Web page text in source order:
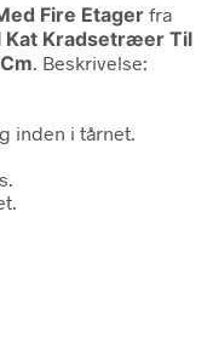
Fire Etager fra
Kat Kradsetræer Til
. Beskrivelse:
inden i tårnet.